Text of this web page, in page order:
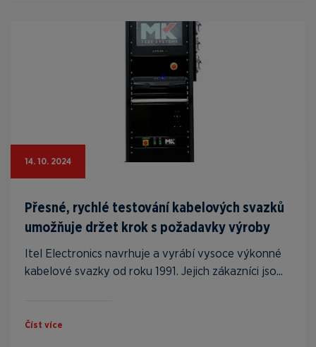
14. 10. 2024
Přesné, rychlé testování kabelových svazků
umožňuje držet krok s požadavky výroby
Itel Electronics navrhuje a vyrábí vysoce výkonné
kabelové svazky od roku 1991. Jejich zákazníci jso...
Číst více